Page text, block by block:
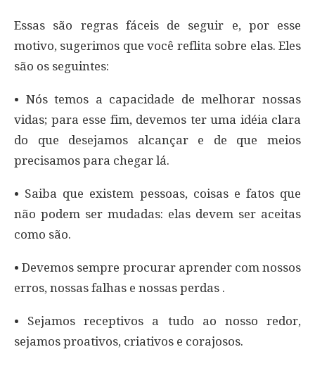
Essas são regras fáceis de seguir e, por esse
motivo, sugerimos que você reflita sobre elas. Eles
são os seguintes:
• Nós temos a capacidade de melhorar nossas
vidas; para esse fim, devemos ter uma idéia clara
do que desejamos alcançar e de que meios
precisamos para chegar lá.
• Saiba que existem pessoas, coisas e fatos que
não podem ser mudadas: elas devem ser aceitas
como são.
• Devemos sempre procurar aprender com nossos
erros, nossas falhas e nossas perdas .
• Sejamos receptivos a tudo ao nosso redor,
sejamos proativos, criativos e corajosos.